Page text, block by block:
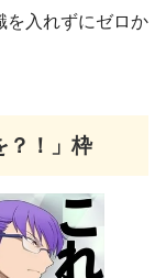
を入れずにゼロか
？！」枠